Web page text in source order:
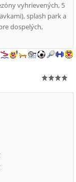
vyhrievených, 5
splash park a
dospelých,